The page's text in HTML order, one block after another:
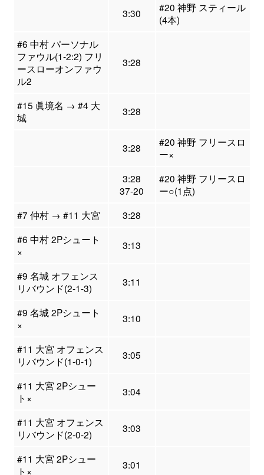
3:30
#20 神野 スティール
(4本)
#6 中村 パーソナル
ファウル(1-2:2) フリ
ースローオンファウ
ル2
3:28
#15 眞境名 → #4 大
城
3:28
3:28
#20 神野 フリースロ
ー×
3:28
37-20
#20 神野 フリースロ
ー○(1点)
#7 仲村 → #11 大宮
3:28
#6 中村 2Pシュート
×
3:13
#9 名城 オフェンス
リバウンド(2-1-3)
3:11
#9 名城 2Pシュート
×
3:10
#11 大宮 オフェンス
リバウンド(1-0-1)
3:05
#11 大宮 2Pシュー
ト×
3:04
#11 大宮 オフェンス
リバウンド(2-0-2)
3:03
#11 大宮 2Pシュー
ト×
3:01